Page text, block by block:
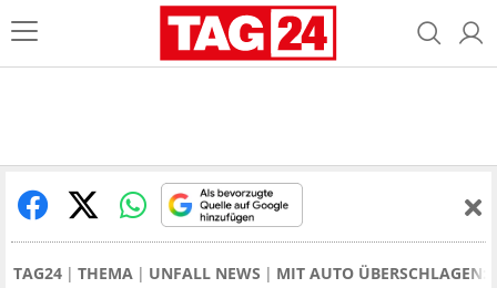
TAG24 THEMA UNFALL NEWS MIT AUTO ÜBERSCHLAGEN: